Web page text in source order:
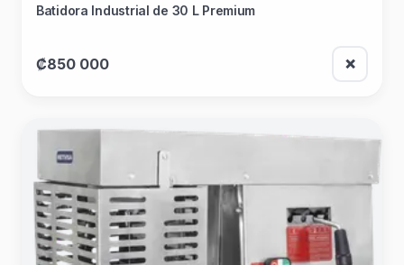
Batidora Industrial de 30 L Premium
₡850 000 ❌